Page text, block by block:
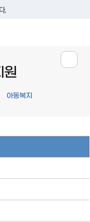
.
원
아동복지